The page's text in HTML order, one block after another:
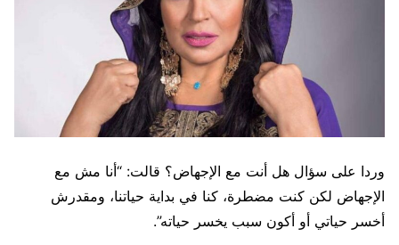
وردا على سؤال هل أنت مع الإجهاض؟ قالت: “أنا مش مع
الإجهاض لكن كنت مضطرة، كنا في بداية حياتنا، ومقدرش
أخسر حياتي أو أكون سبب يخسر حياته”.